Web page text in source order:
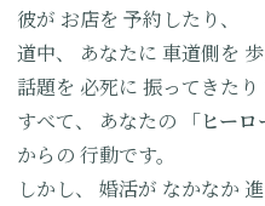
彼が お店を 予約したり、
道中、
あなたに 車道側を
話題を 必死に 振ってきたり
すべて、
あなたの 「ヒーロ
からの 行動です。
しかし、
婚活が なかなか